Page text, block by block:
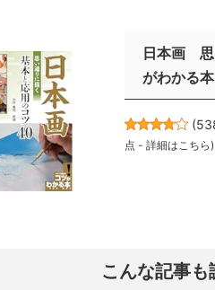
日本画 思
がわかる本
(
点 -詳細はこちら )
こんな記事